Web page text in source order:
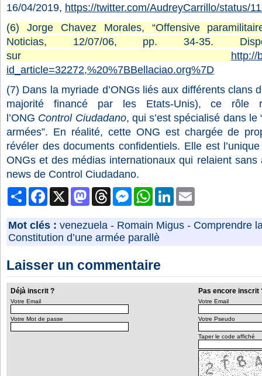
16/04/2019, https://twitter.com/AudreyCarrillo/status/
(6) Jorge Chavez Morales, “Offensive
Noticias, 12/07/06, pp. 34-35.
sur http://
id_article=32272,%20%7BBellaciao.org%7D
(7) Dans la myriade d’ONGs liés aux différents clans
majorité financé par les Etats-Unis), ce rôle
l’ONG Control Ciudadano, qui s’est spécialisé dans
armées”. En réalité, cette ONG est chargée de
révéler des documents confidentiels. Elle est
ONGs et des médias internationaux qui relaient
news de Control Ciudadano.
PartagerFacebook MastodonThreads MessengerWhatsAppLinkedIn
Mot clés : venezuela - Romain Migus - Comprendre
Constitution d’une armée parallè
Laisser un commentaire
Déjà inscrit ? Pas encore inscrit
Votre Email
Votre Mot de passe
Votre Email
Votre Pseudo
Taper le code affiché